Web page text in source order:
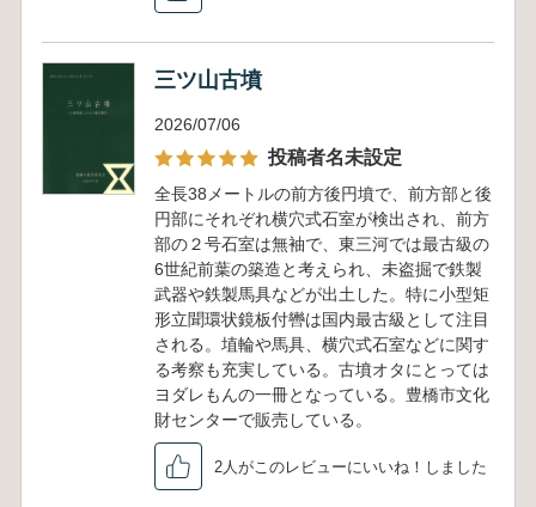
三ツ山古墳
2026/07/06
投稿者名未設定
全長38メートルの前方後円墳で、前方部と後
円部にそれぞれ横穴式石室が検出され、前方
部の２号石室は無袖で、東三河では最古級の
6世紀前葉の築造と考えられ、未盗掘で鉄製
武器や鉄製馬具などが出土した。特に小型矩
形立聞環状鏡板付轡は国内最古級として注目
される。埴輪や馬具、横穴式石室などに関す
る考察も充実している。古墳オタにとっては
ヨダレもんの一冊となっている。豊橋市文化
財センターで販売している。
2人がこのレビューにいいね！しました